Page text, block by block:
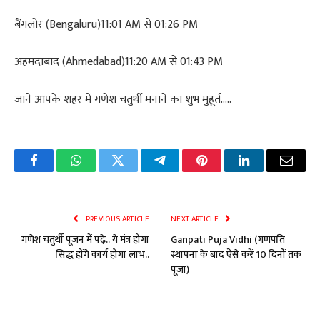
बैंगलोर (Bengaluru)11:01 AM से 01:26 PM
अहमदाबाद (Ahmedabad)11:20 AM से 01:43 PM
जाने आपके शहर में गणेश चतुर्थी मनाने का शुभ मुहूर्त…..
FacebookWhatsAppTwitter TelegramPinterestLinkedInEmail
PREVIOUS ARTICLE
गणेश चतुर्थी पूजन में पढ़े.. ये मंत्र होगा
सिद्ध होंगे कार्य होगा लाभ..
NEXT ARTICLE
Ganpati Puja Vidhi (गणपति
स्थापना के बाद ऐसे करें 10 दिनों तक
पूजा)